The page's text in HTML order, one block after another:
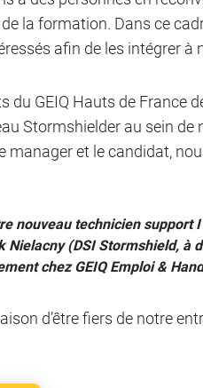
la formation. Dans ce
afin de les intégrer
du GEIQ Hauts de France
Stormshielder au sein de
manager et le candidat,
nouveau technicien support
Nielacny (DSI Stormshield, à
chez GEIQ Emploi &
d’être fiers de notre